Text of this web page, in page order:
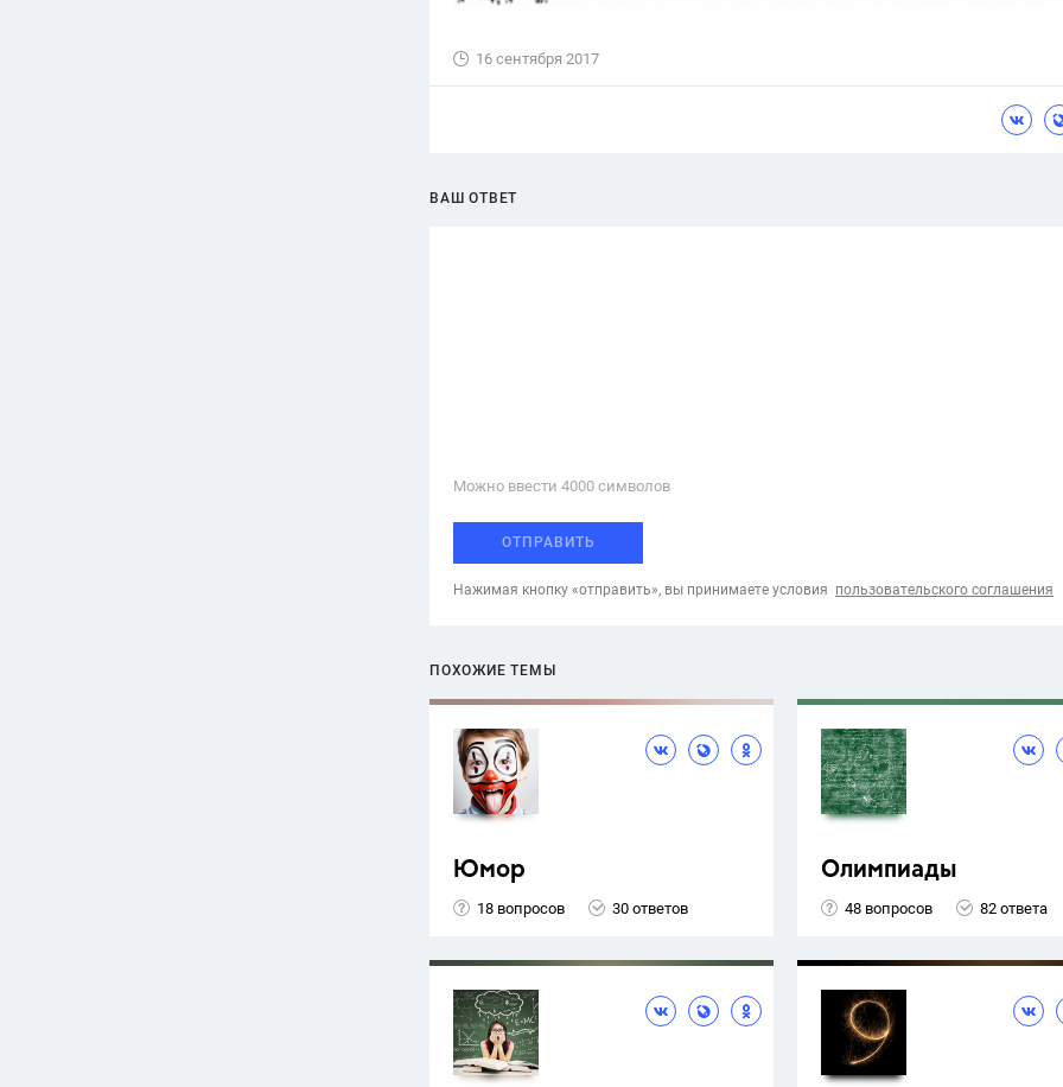
16 сентября 2017
ВАШ ОТВЕТ
Можно ввести 4000 cимволов
ОТПРАВИТЬ
Нажимая кнопку «отправить», вы принимаете условия пользовательского соглашения
ПОХОЖИЕ ТЕМЫ
Юмор
18 вопросов 30 ответов
Олимпиады
48 вопросов 82 ответа